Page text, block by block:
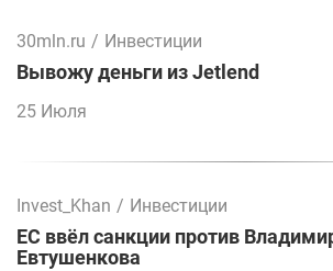
30mln.ru / Инвестиции
Вывожу деньги из Jetlend
25 Июля
Invest_Khan / Инвестиции
ЕС ввёл санкции против
Евтушенкова